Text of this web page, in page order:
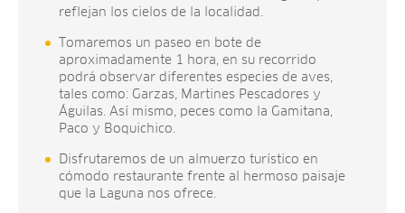
reflejan los cielos de la localidad.
Tomaremos un paseo en bote de
aproximadamente 1 hora, en su recorrido
podrá observar diferentes especies de aves,
tales como: Garzas, Martines Pescadores y
Águilas. Así mismo, peces como la Gamitana,
Paco y Boquichico.
Disfrutaremos de un almuerzo turístico en
cómodo restaurante frente al hermoso paisaje
que la Laguna nos ofrece.